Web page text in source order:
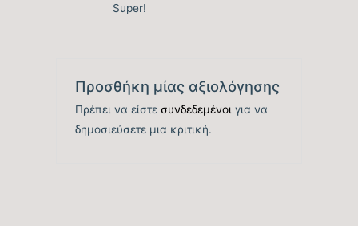
ήθηκε με
από 5
Super!
Προσθήκη μίας αξιολόγησης
Πρέπει να είστε συνδεδεμένοι για να
δημοσιεύσετε μια κριτική.